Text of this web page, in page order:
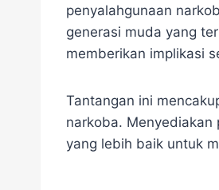
penyalahgunaan
generasi muda yang
memberikan implikasi
Tantangan ini
narkoba.
yang lebih baik untuk